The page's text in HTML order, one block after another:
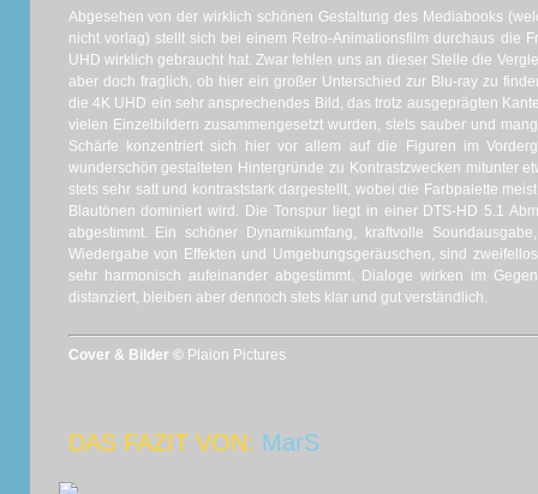
Abgesehen von der wirklich schönen Gestaltung des Mediabooks
nicht vorlag) stellt sich bei einem Retro-Animationsfilm durchaus die
UHD wirklich gebraucht hat. Zwar fehlen uns an dieser Stelle die
aber doch fraglich, ob hier ein großer Unterschied zur Blu-ray zu
die 4K UHD ein sehr ansprechendes Bild, das trotz ausgeprägten
vielen Einzelbildern zusammengesetzt wurden, stets sauber und
Schärfe konzentriert sich hier vor allem auf die Figuren im
wunderschön gestalteten Hintergründe zu Kontrastzwecken mitunter
stets sehr satt und kontraststark dargestellt, wobei die Farbpalette
Blautönen dominiert wird. Die Tonspur liegt in einer DTS-HD 5.1
abgestimmt. Ein schöner Dynamikumfang, kraftvolle
Wiedergabe von Effekten und Umgebungsgeräuschen, sind
sehr harmonisch aufeinander abgestimmt. Dialoge wirken im
distanziert, bleiben aber dennoch stets klar und gut verständlich.
Cover & Bilder © Plaion Pictures
DAS FAZIT VON: MarS